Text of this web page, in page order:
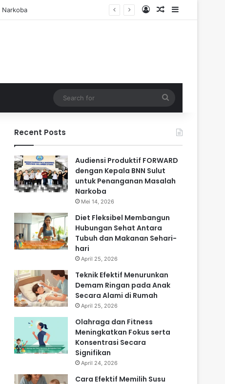
Log InRandom Article
Sidebar
for
Recent Posts
Audiensi Produktif FORWARD
dengan Kepala BNN Sulut
untuk Penanganan Masalah
Narkoba
Mei 14, 2026
Diet Fleksibel Membangun
Hubungan Sehat Antara
Tubuh dan Makanan Sehari-
hari
April 25, 2026
Teknik Efektif Menurunkan
Demam Ringan pada Anak
Secara Alami di Rumah
April 25, 2026
Olahraga dan Fitness
Meningkatkan Fokus serta
Konsentrasi Secara
Signifikan
April 24, 2026
Cara Efektif Memilih Susu